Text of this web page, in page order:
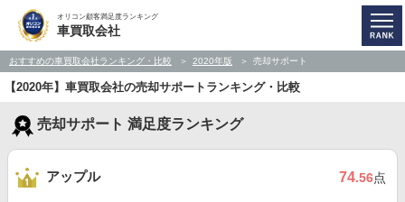
オリコン顧客満足度ランキング
車買取会社
おすすめの車買取会社ランキング・比較 2020年版 売却サポート
【2020年】車買取会社の売却サポートランキング・比較
売却サポート 満足度ランキング
アップル 74.56点